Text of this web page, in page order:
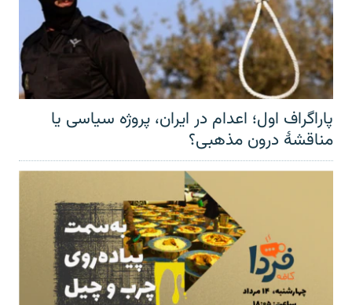
پاراگراف اول؛ اعدام در ایران، پروژه سیاسی یا
مناقشهٔ درون مذهبی؟